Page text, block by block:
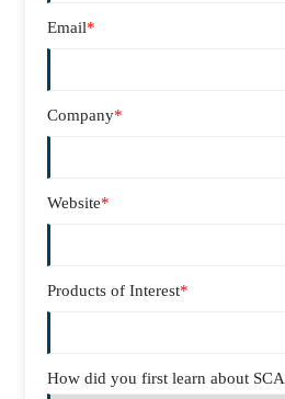
Email*
Company*
Website*
Products of Interest*
How did you first learn about